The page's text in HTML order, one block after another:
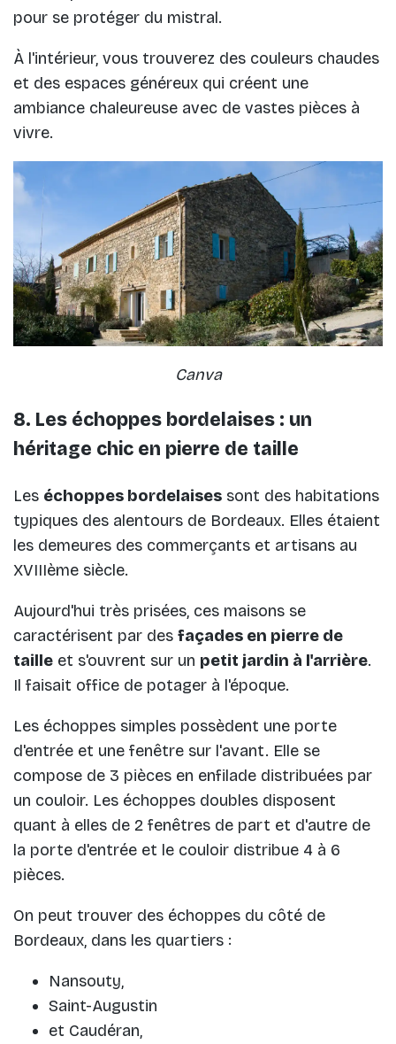
pour se protéger du mistral.
À l'intérieur, vous trouverez des couleurs chaudes
et des espaces généreux qui créent une
ambiance chaleureuse avec de vastes pièces à
vivre.
Canva
8. Les échoppes bordelaises : un
héritage chic en pierre de taille
Les échoppes bordelaises sont des habitations
typiques des alentours de Bordeaux. Elles étaient
les demeures des commerçants et artisans au
XVIIIème siècle.
Aujourd'hui très prisées, ces maisons se
caractérisent par des façades en pierre de
taille et s'ouvrent sur un petit jardin à l'arrière.
Il faisait office de potager à l'époque.
Les échoppes simples possèdent une porte
d'entrée et une fenêtre sur l'avant. Elle se
compose de 3 pièces en enfilade distribuées par
un couloir. Les échoppes doubles disposent
quant à elles de 2 fenêtres de part et d'autre de
la porte d'entrée et le couloir distribue 4 à 6
pièces.
On peut trouver des échoppes du côté de
Bordeaux, dans les quartiers :
Nansouty,
Saint-Augustin
et Caudéran,